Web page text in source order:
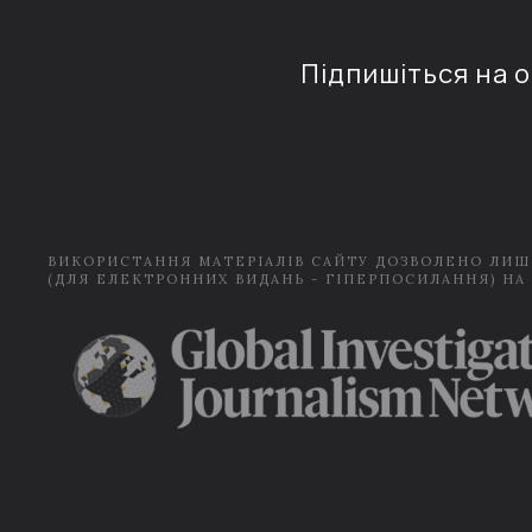
Підпишіться на
ВИКОРИСТАННЯ МАТЕРІАЛІВ САЙТУ ДОЗВОЛЕНО
(ДЛЯ ЕЛЕКТРОННИХ ВИДАНЬ - ГІПЕРПОСИЛАННЯ) НА